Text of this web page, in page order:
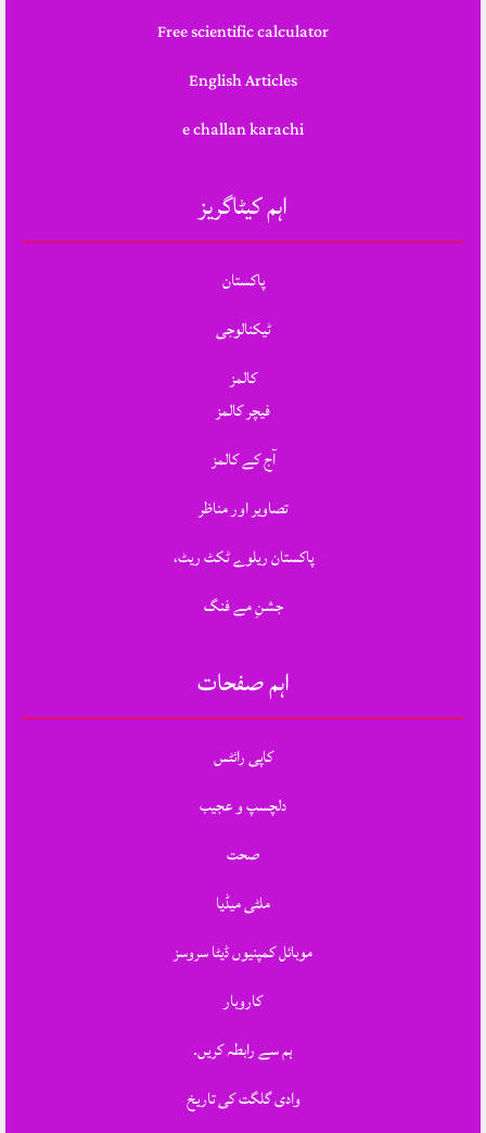
Free scientific calculator
English Articles
e challan karachi
اہم کیٹاگریز
پاکستان
ٹیکنالوجی
کالمز
فیچر کالمز
آج کے کالمز
تصاویر اور مناظر
پاکستان ریلوے ٹکٹ ریٹ،
جشنِ مے فنگ
اہم صفحات
کاپی رائٹس
دلچسپ و عجیب
صحت
ملٹی میڈیا
موبائل کمپنیوں ڈیٹا سروسز
کاروبار
ہم سے رابطہ کریں.
وادی گلگت کی تاریخ